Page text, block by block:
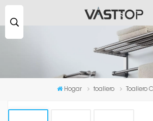
Hogar toallero Toallero